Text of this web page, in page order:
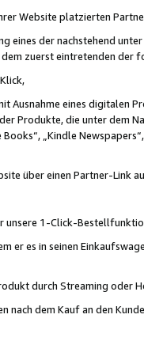
Website platzierten
der nachstehend
zuerst eintretenden der
eines digitalen
Produkte, die unter dem
„Kindle
über einen Partner-Link
1-Click-
er es in seinen
durch Streaming oder
dem Kauf an den